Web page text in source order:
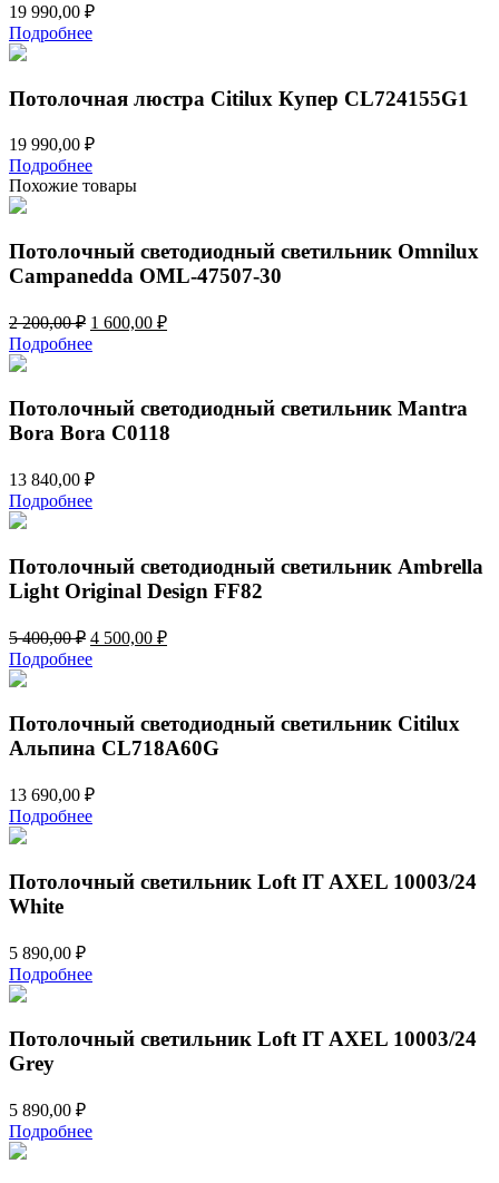
19 990,00 ₽
Подробнее
Потолочная люстра Citilux Купер CL724155G1
19 990,00 ₽
Подробнее
Похожие товары
Потолочный светодиодный светильник Omnilux
Campanedda OML-47507-30
2 200,00₽ Первоначальная
цена
составляла
200,00 ₽.
1 600,00 ₽Текущая
Подробнее
Потолочный светодиодный светильник Mantra
Bora Bora C0118
13 840,00 ₽
Подробнее
Потолочный светодиодный светильник Ambrella
Light Original Design FF82
5 400,00₽ Первоначальная
цена
составляла
400,00 ₽.
4 500,00 ₽Текущая
Подробнее
Потолочный светодиодный светильник Citilux
Альпина CL718A60G
13 690,00 ₽
Подробнее
Потолочный светильник Loft IT AXEL 10003/24
White
5 890,00 ₽
Подробнее
Потолочный светильник Loft IT AXEL 10003/24
Grey
5 890,00 ₽
Подробнее